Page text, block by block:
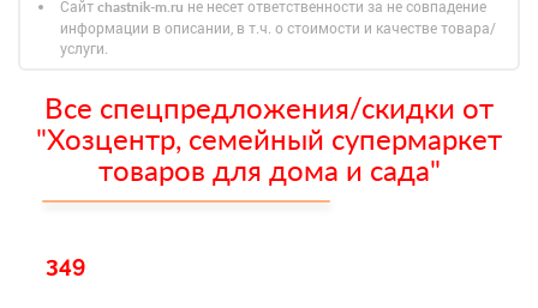
Сайт chastnik-m.ru не несет ответственности за не совпадение
информации в описании, в т.ч. о стоимости и качестве товара/
услуги.
Все спецпредложения/скидки от
"Хозцентр, семейный супермаркет
товаров для дома и сада"
349